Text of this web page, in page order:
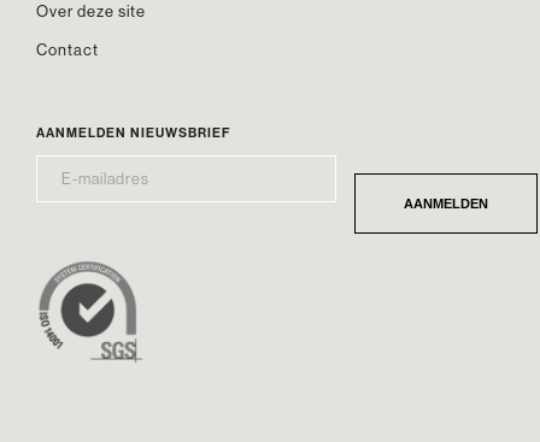
Over deze site
Contact
AANMELDEN NIEUWSBRIEF
MAILADRES* AANMELDEN